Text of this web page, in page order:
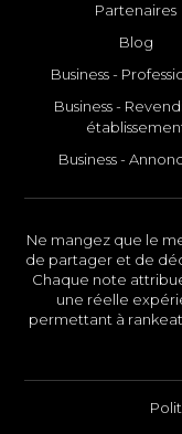
Partenaires
Blog
Business -
Business -
Business -
Ne mangez que le
de partager et de
Chaque note
une réelle
permettant à